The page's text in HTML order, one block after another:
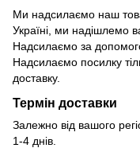
Ми надсилаємо наш
Україні, ми надішлемо
Надсилаємо за
Надсилаємо посилку
доставку.
Термін доставки
Залежно від вашого
1-4 днів.